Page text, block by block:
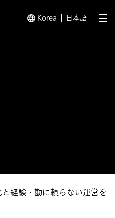
Korea 日本語 メ
経験・勘に頼らない運営を